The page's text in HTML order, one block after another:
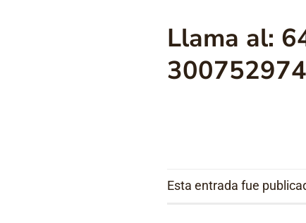
Llama al:
Esta entrada fue